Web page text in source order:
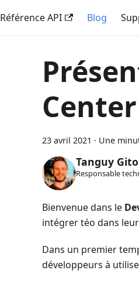
Référence API Blog
Center
23 avril 2021 · Une
Tanguy
Responsable
Bienvenue dans le
intégrer téo dans
Dans un premier
développeurs à